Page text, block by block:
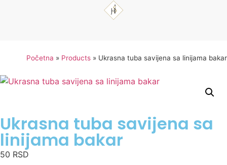
Početna » Products » Ukrasna tuba savijena sa linijama bakar
Ukrasna tuba savijena sa
linijama bakar
50 RSD